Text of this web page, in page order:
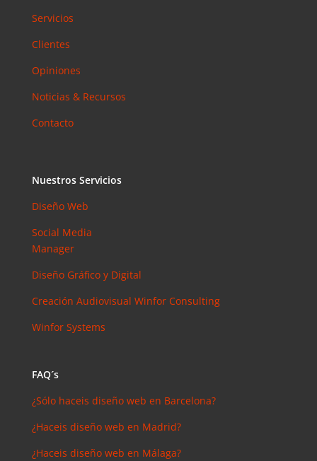
Servicios
Clientes
Opiniones
Noticias & Recursos
Contacto
Nuestros Servicios
Diseño Web
Social Media
Manager
Diseño Gráfico y Digital
Creación Audiovisual Winfor Consulting
Winfor Systems
FAQ´s
¿Sólo haceis diseño web en Barcelona?
¿Haceis diseño web en Madrid?
¿Haceis diseño web en Málaga?